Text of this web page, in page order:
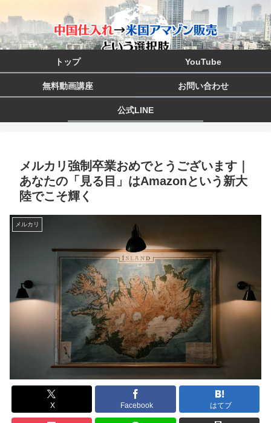
トップ YouTube
無料動画講座 お問い合わせ
公式LINE
メルカリ強制卒業おめでとうございます｜
あなたの「見る目」はAmazonという新大
陸でこそ輝く
メルカリ
X Facebook はてブ